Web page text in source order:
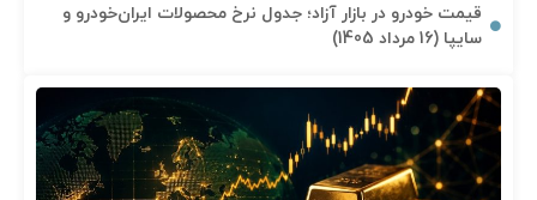
قیمت خودرو در بازار آزاد؛ جدول نرخ محصولات ایران‌خودرو و
سایپا (16 مرداد 1405)